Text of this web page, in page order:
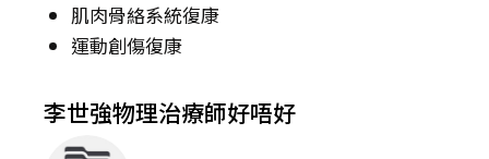
肌肉骨絡系統復康
運動創傷復康
李世強物理治療師好唔好